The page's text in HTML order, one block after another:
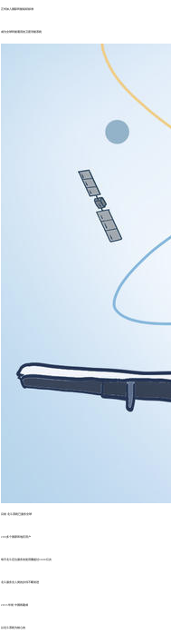
正式加入国际民航组织标准
成为全球民航通用的卫星导航系统
目前 北斗系统已服务全球
200多个国家和地区用户
每天北斗定位服务的使用量超过3600亿次
北斗服务全人类的步伐不断前进
2035年前 中国将建成
以北斗系统为核心的